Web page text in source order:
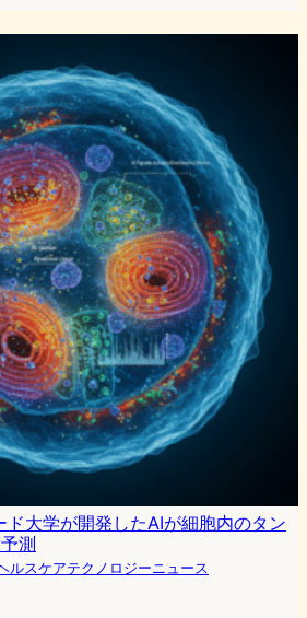
ド大学が開発したAIが細胞内のタン
測
ルスケアテクノロジーニュース